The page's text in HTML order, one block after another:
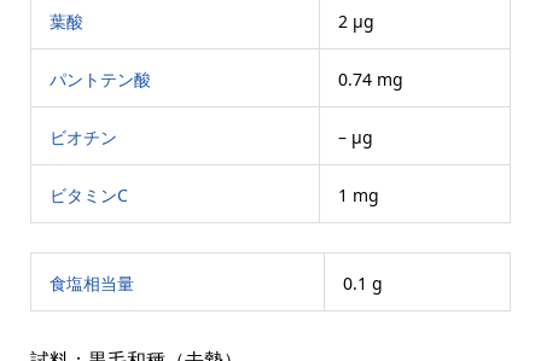
葉酸 2 μg
パントテン酸 0.74 mg
ビオチン – μg
ビタミンC 1 mg
食塩相当量 0.1 g